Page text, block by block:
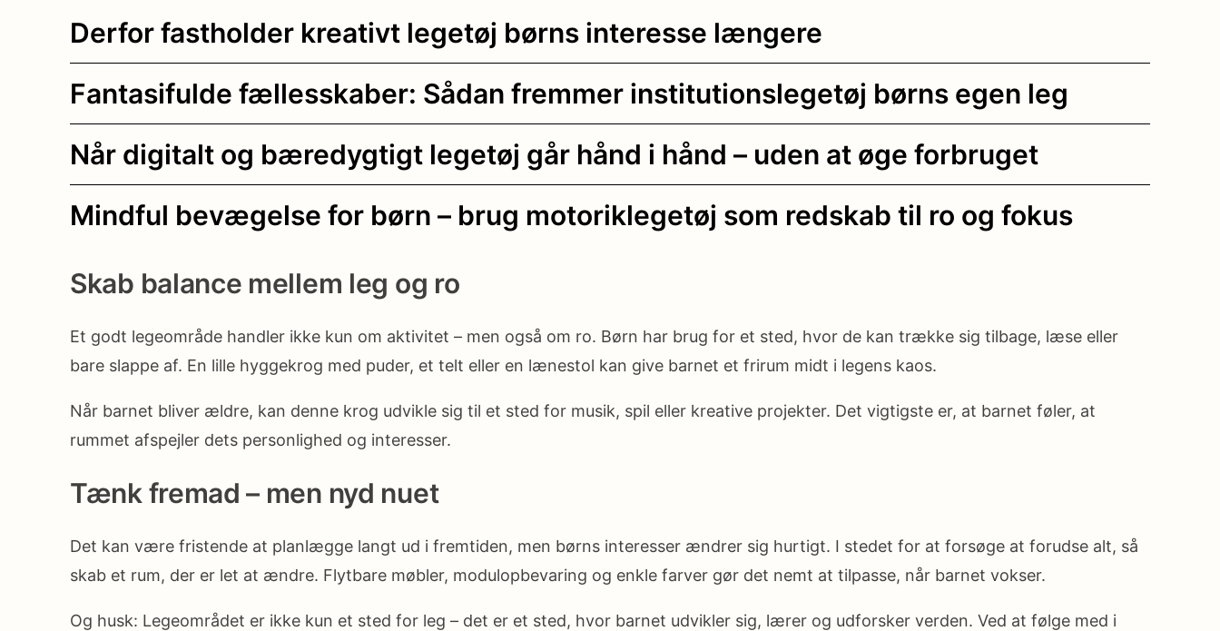
Derfor fastholder kreativt legetøj børns interesse længere
Fantasifulde fællesskaber: Sådan fremmer institutionslegetøj børns egen leg
Når digitalt og bæredygtigt legetøj går hånd i hånd – uden at øge forbruget
Mindful bevægelse for børn – brug motoriklegetøj som redskab til ro og fokus
Skab balance mellem leg og ro
Et godt legeområde handler ikke kun om aktivitet – men også om ro. Børn har brug for et sted, hvor de kan trække sig tilbage, læse eller
bare slappe af. En lille hyggekrog med puder, et telt eller en lænestol kan give barnet et frirum midt i legens kaos.
Når barnet bliver ældre, kan denne krog udvikle sig til et sted for musik, spil eller kreative projekter. Det vigtigste er, at barnet føler, at
rummet afspejler dets personlighed og interesser.
Tænk fremad – men nyd nuet
Det kan være fristende at planlægge langt ud i fremtiden, men børns interesser ændrer sig hurtigt. I stedet for at forsøge at forudse alt, så
skab et rum, der er let at ændre. Flytbare møbler, modulopbevaring og enkle farver gør det nemt at tilpasse, når barnet vokser.
Og husk: Legeområdet er ikke kun et sted for leg – det er et sted, hvor barnet udvikler sig, lærer og udforsker verden. Ved at følge med i